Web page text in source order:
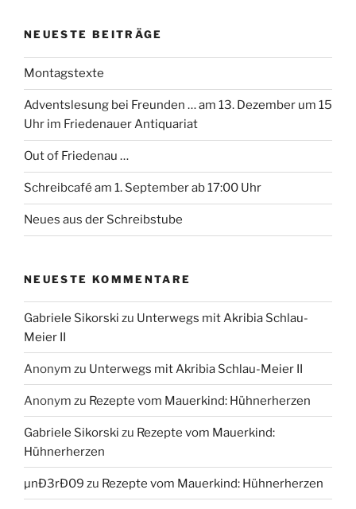
NEUESTE BEITRÄGE
Montagstexte
Adventslesung bei Freunden … am 13. Dezember um 15
Uhr im Friedenauer Antiquariat
Out of Friedenau …
Schreibcafé am 1. September ab 17:00 Uhr
Neues aus der Schreibstube
NEUESTE KOMMENTARE
Gabriele Sikorski zu Unterwegs mit Akribia Schlau-
Meier II
Anonym zu Unterwegs mit Akribia Schlau-Meier II
Anonym zu Rezepte vom Mauerkind: Hühnerherzen
Gabriele Sikorski zu Rezepte vom Mauerkind:
Hühnerherzen
µnÐ3rÐ09 zu Rezepte vom Mauerkind: Hühnerherzen